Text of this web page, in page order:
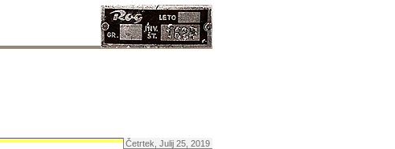
Četrtek, Julij 25, 2019